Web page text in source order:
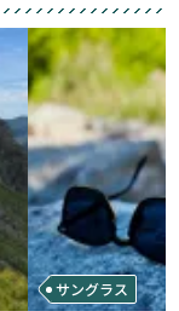
サングラス